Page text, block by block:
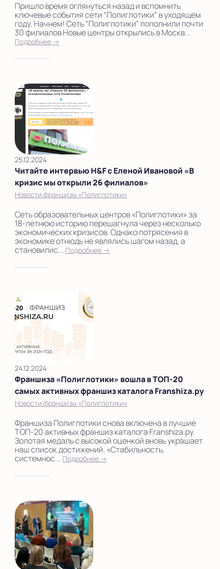
Пришло время оглянуться назад и вспомнить
ключевые события сети “Полиглотики” в уходящем
году. Начнем! Сеть “Полиглотики” пополнили почти
30 филиалов Новые центры открылись в Москв...
Подробнее →
25.12.2024
Читайте интервью H&F с Еленой Ивановой «В
кризис мы открыли 26 филиалов»
Новости франшизы «Полиглотики»
Сеть образовательных центров «Полиглотики» за
18-летнюю историю перешагнула через несколько
экономических кризисов. Однако потрясения в
экономике отнюдь не являлись шагом назад, а
становилис... Подробнее →
24.12.2024
Франшиза «Полиглотики» вошла в ТОП-20
самых активных франшиз каталога Franshiza.ру
Новости франшизы «Полиглотики»
Франшиза Полиглотики снова включена в лучшие
ТОП-20 активных франшиз каталога Franshiza.ру.
Золотая медаль с высокой оценкой вновь украшает
наш список достижений. «Стабильность,
системнос... Подробнее →